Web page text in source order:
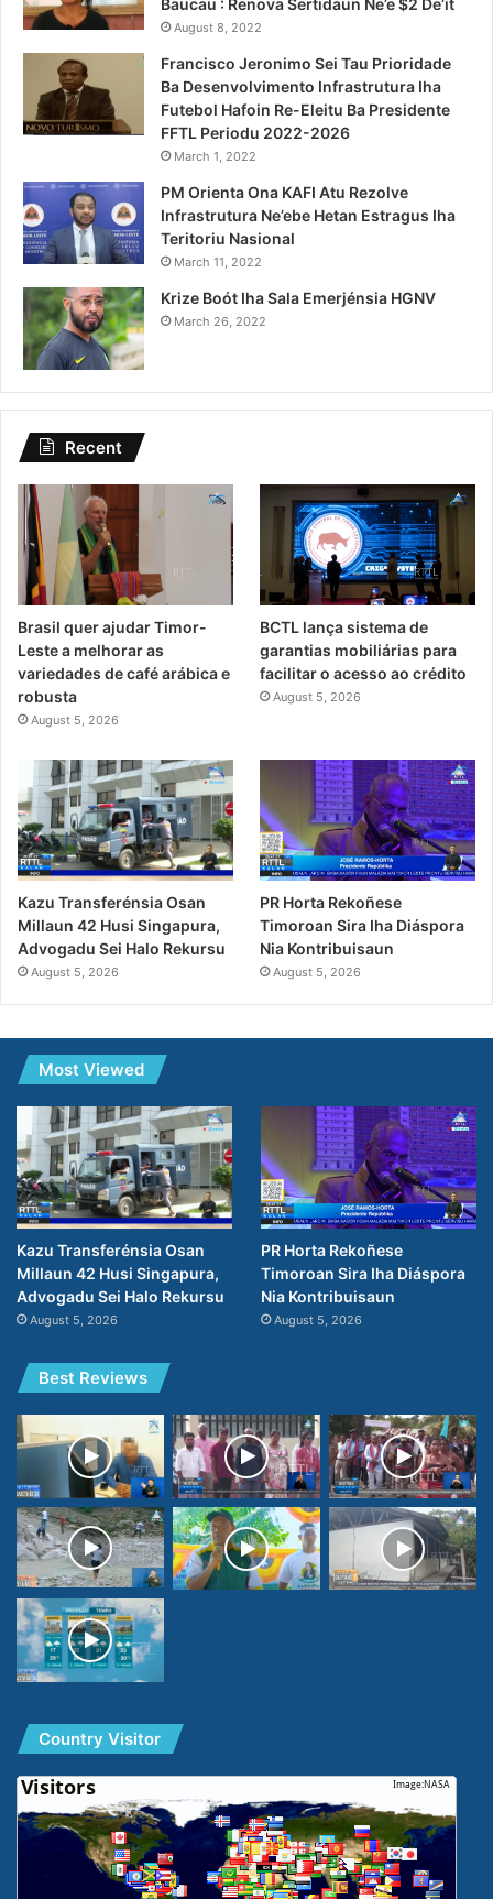
August 8, 2022
Francisco Jeronimo Sei Tau Prioridade
Ba Desenvolvimento Infrastrutura Iha
Futebol Hafoin Re-Eleitu Ba Presidente
FFTL Periodu 2022-2026
March 1, 2022
PM Orienta Ona KAFI Atu Rezolve
Infrastrutura Ne’ebe Hetan Estragus Iha
Teritoriu Nasional
March 11, 2022
Krize Boót Iha Sala Emerjénsia HGNV
March 26, 2022
Recent
Brasil quer ajudar Timor-
Leste a melhorar as
variedades de café arábica e
robusta
August 5, 2026
BCTL lança sistema de
garantias mobiliárias para
facilitar o acesso ao crédito
August 5, 2026
Kazu Transferénsia Osan
Millaun 42 Husi Singapura,
Advogadu Sei Halo Rekursu
August 5, 2026
PR Horta Rekoñese
Timoroan Sira Iha Diáspora
Nia Kontribuisaun
August 5, 2026
Most Viewed
Kazu Transferénsia Osan
Millaun 42 Husi Singapura,
Advogadu Sei Halo Rekursu
August 5, 2026
PR Horta Rekoñese
Timoroan Sira Iha Diáspora
Nia Kontribuisaun
August 5, 2026
Best Reviews
Country Visitor